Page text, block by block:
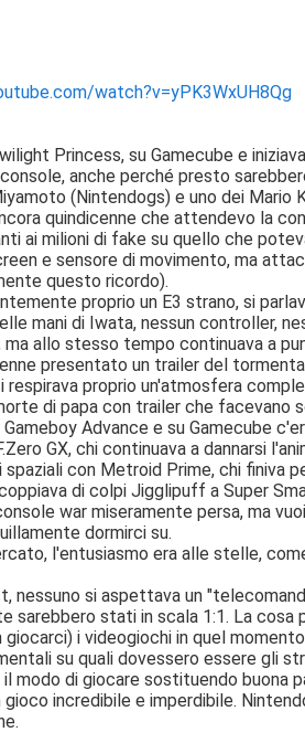
watch?v=yPK3WxUH8Qg
Princess, su Gamecube e
anche perché presto
(Nintendogs) e uno dei Mario
quindicenne che attendevo la
ai milioni di fake su quello che
e sensore di movimento, ma
questo ricordo).
proprio un E3 strano, si
mani di Iwata, nessun controller,
allo stesso tempo continuava a
presentato un trailer del
respirava proprio un'atmosfera
di papa con trailer che facevano
Advance e su Gamecube
GX, chi continuava a dannarsi
con Metroid Prime, chi finiva
di colpi Jigglipuff a Super
war miseramente persa, ma
dormirci su.
l'entusiasmo era alle stelle,
nessuno si aspettava un
stati in scala 1:1. La cosa
i videogiochi in quel
su quali dovessero essere gli
di giocare sostituendo buona
incredibile e imperdibile.